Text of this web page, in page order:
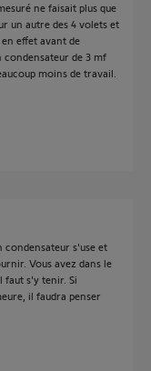
ne faisait plus que
un autre des 4 volets et
effet avant de
condensateur de 3 mf
moins de travail.
condensateur s'use et
Vous avez dans le
faut s'y tenir. Si
il faudra penser